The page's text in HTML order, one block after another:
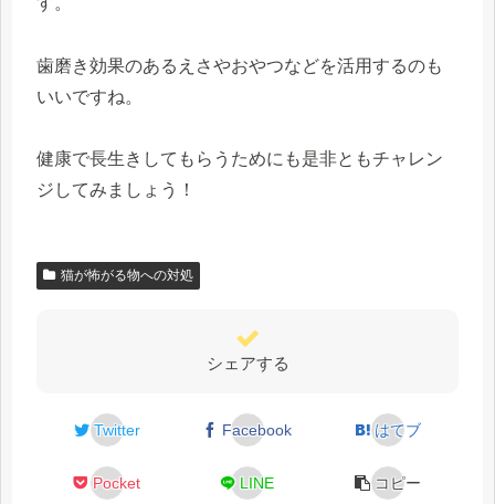
歯磨き効果のあるえさやおやつなどを活用するのも
いいですね。
健康で長生きしてもらうためにも是非ともチャレン
ジしてみましょう！
猫が怖がる物への対処
シェアする
Twitter Facebook はてブ
Pocket LINE コピー